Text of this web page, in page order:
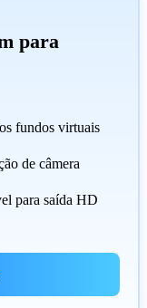
para
fundos virtuais
de câmera
para saída HD